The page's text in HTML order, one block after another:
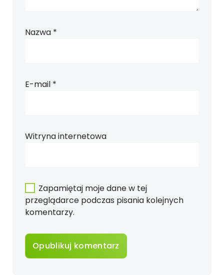
Nazwa *
E-mail *
Witryna internetowa
Zapamiętaj moje dane w tej
przeglądarce podczas pisania kolejnych
komentarzy.